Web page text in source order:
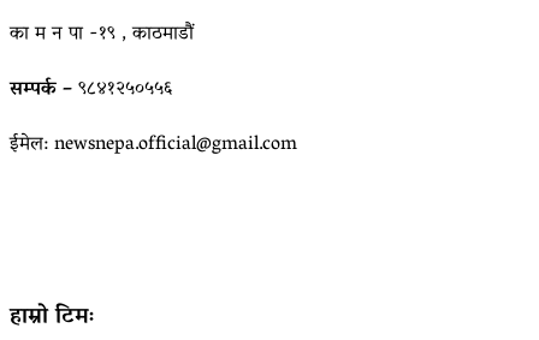
का म न पा -१९ , काठमाडौं
सम्पर्क –९८४१२५०५५६
ईमेल: newsnepa.official@gmail.com
हाम्रो टिमः